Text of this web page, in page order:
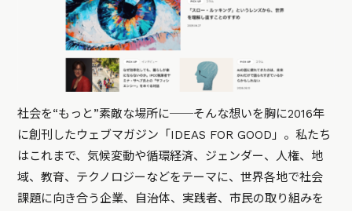
社会を“もっと”素敵な場所に──そんな想いを胸に2016年
に創刊したウェブマガジン「IDEAS FOR GOOD」。私たち
はこれまで、気候変動や循環経済、ジェンダー、人権、地
域、教育、テクノロジーなどをテーマに、世界各地で社会
課題に向き合う企業、自治体、実践者、市民の取り組みを